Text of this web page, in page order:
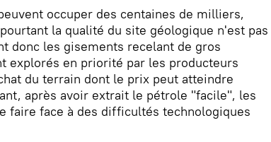
occuper des centaines de milliers,
la qualité du site géologique n'est pas
donc les gisements recelant de gros
explorés en priorité par les producteurs
du terrain dont le prix peut atteindre
après avoir extrait le pétrole "facile", les
faire face à des difficultés technologiques